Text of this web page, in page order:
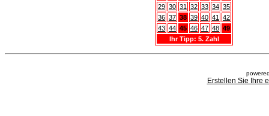
29 30 31 32 33 34 35
36 37 38 39 40 41
42
43 44 45 46 47 48 49
Ihr Tipp: 5. Zahl
Erstellen Sie Ihre